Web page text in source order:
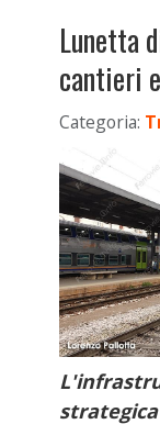
Lunetta
cantieri
Categoria: